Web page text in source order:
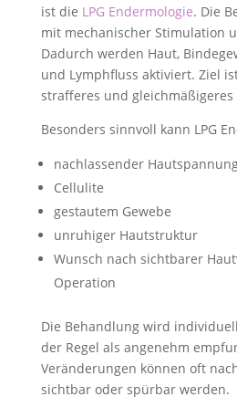
ist die LPG Endermologie. Die
mit mechanischer Stimulation
Dadurch werden Haut,
und Lymphfluss aktiviert. Ziel
strafferes und
Besonders sinnvoll kann LPG
nachlassender
Cellulite
gestautem Gewebe
unruhiger Hautstruktur
Wunsch nach sichtbarer
Operation
Die Behandlung wird
der Regel als angenehm
Veränderungen können oft
sichtbar oder spürbar werden.